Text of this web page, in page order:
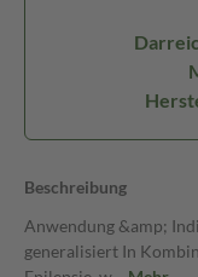
Beschreibung
Anwendung &amp;
generalisiert In